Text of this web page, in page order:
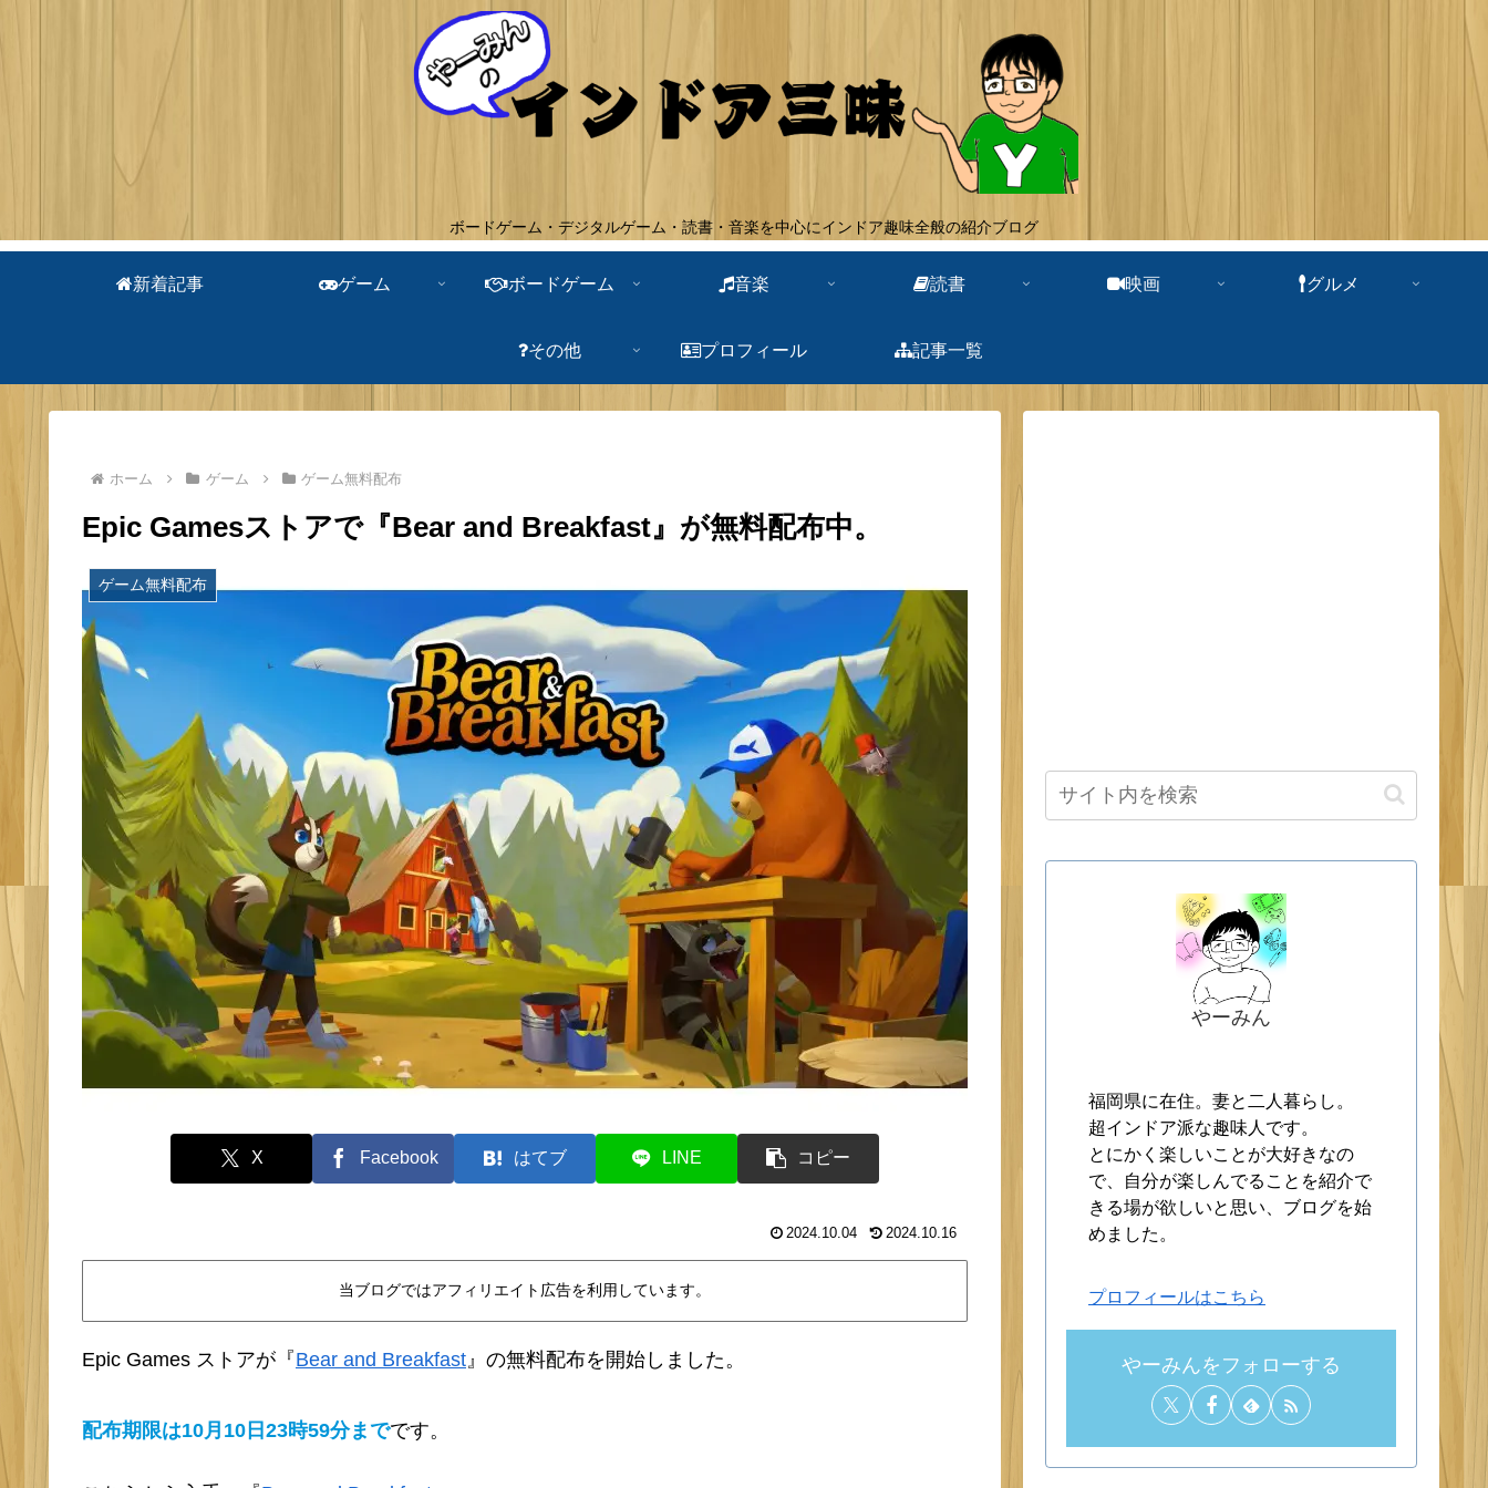
ボードゲーム・デジタルゲーム・読書・音楽を中心にインドア趣味全般の紹介ブログ
新着記事 ゲーム ボードゲーム 音楽 読書 映画 グルメ
その他 プロフィール 記事一覧
ホーム ゲーム ゲーム無料配布
Epic Gamesストアで『Bear and Breakfast』が無料配布中。
ゲーム無料配布
X Facebook はてブ LINE コピー
2024.10.04 2024.10.16
当ブログではアフィリエイト広告を利用しています。
Epic Games ストアが『Bear and Breakfast 』の無料配布を開始しました。
配布期限は10月 10日 23時59分までです。
やーみん
福岡県に在住。妻と二人暮らし。
超インドア派な趣味人です。
とにかく楽しいことが大好きなの
で、自分が楽しんでることを紹介で
きる場が欲しいと思い、ブログを始
めました。
プロフィールはこちら
やーみんをフォローする